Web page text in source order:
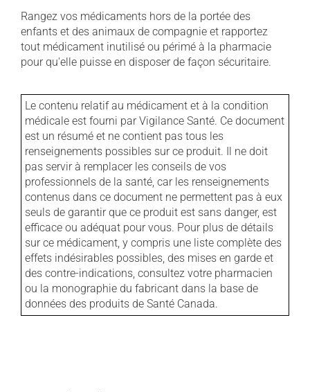
Rangez vos médicaments hors de la portée des
enfants et des animaux de compagnie et rapportez
tout médicament inutilisé ou périmé à la pharmacie
pour qu'elle puisse en disposer de façon sécuritaire.
Le contenu relatif au médicament et à la condition
médicale est fourni par Vigilance Santé. Ce document
est un résumé et ne contient pas tous les
renseignements possibles sur ce produit. Il ne doit
pas servir à remplacer les conseils de vos
professionnels de la santé, car les renseignements
contenus dans ce document ne permettent pas à eux
seuls de garantir que ce produit est sans danger, est
efficace ou adéquat pour vous. Pour plus de détails
sur ce médicament, y compris une liste complète des
effets indésirables possibles, des mises en garde et
des contre-indications, consultez votre pharmacien
ou la monographie du fabricant dans la base de
données des produits de Santé Canada.